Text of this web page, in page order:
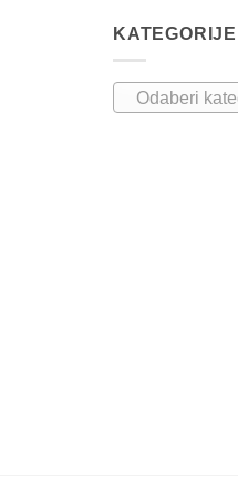
KATEGORIJE
Odaberi